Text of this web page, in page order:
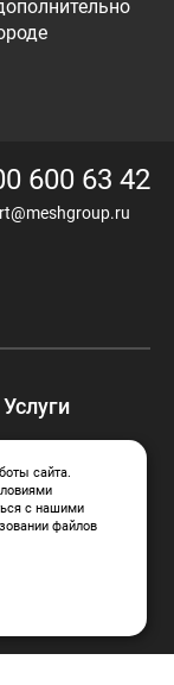
сайта.
с нашими
файлов
600 63 42
Услуги
решения
Аутсорсинг